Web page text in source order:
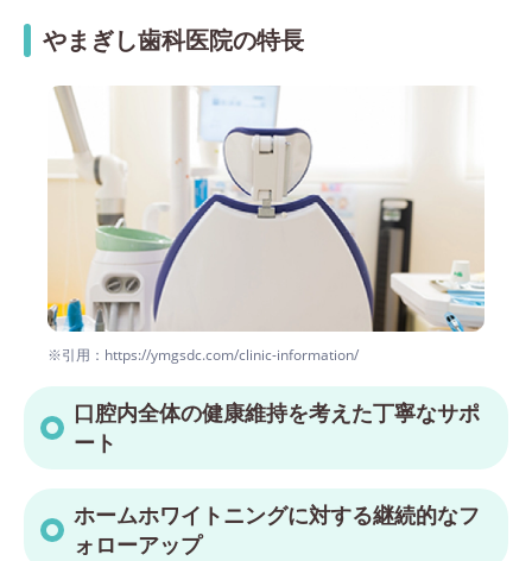
やまぎし歯科医院の特長
※引用：https://ymgsdc.com/clinic-information/
口腔内全体の健康維持を考えた丁寧なサポ
ート
ホームホワイトニングに対する継続的なフ
ォローアップ